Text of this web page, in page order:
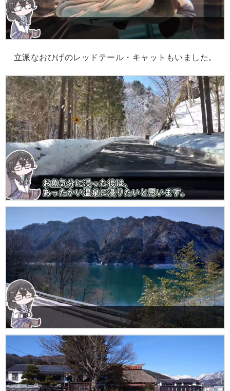
立派なおひげのレッドテール・キャットもいました。